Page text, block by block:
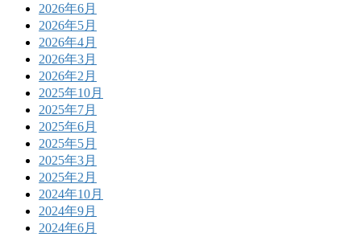
2026年6月
2026年5月
2026年4月
2026年3月
2026年2月
2025年10月
2025年7月
2025年6月
2025年5月
2025年3月
2025年2月
2024年10月
2024年9月
2024年6月